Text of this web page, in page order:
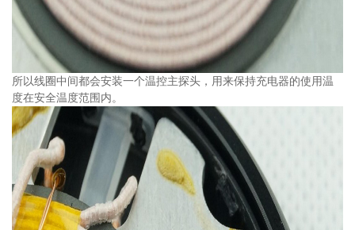
所以线圈中间都会安装一个温控主探头，用来保持充电器的使用温
度在安全温度范围内。